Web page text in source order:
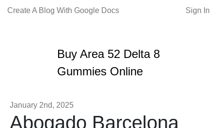
Create A Blog With Google Docs Sign In
Buy Area 52 Delta 8
Gummies Online
January 2nd, 2025
Abogado Barcelona